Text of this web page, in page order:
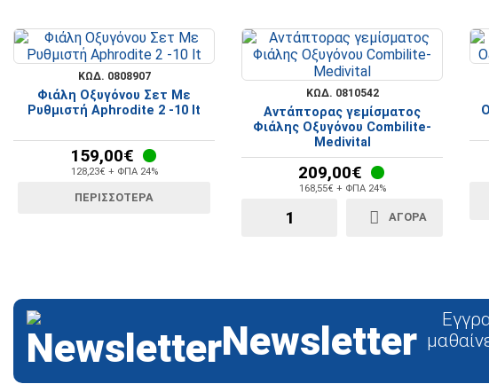
ΚΩΔ. 0808907
Φιάλη Οξυγόνου Σετ Με
Ρυθμιστή Aphrodite 2 -10 lt
159,00€
128,23€ + ΦΠΑ 24%
ΠΕΡΙΣΣΌΤΕΡΑ
ΚΩΔ. 0810542
Αντάπτορας γεμίσματος
Φιάλης Οξυγόνου Combilite-
Medivital
209,00€
168,55€ + ΦΠΑ 24%
ΑΓΟΡΆ
Newsletter